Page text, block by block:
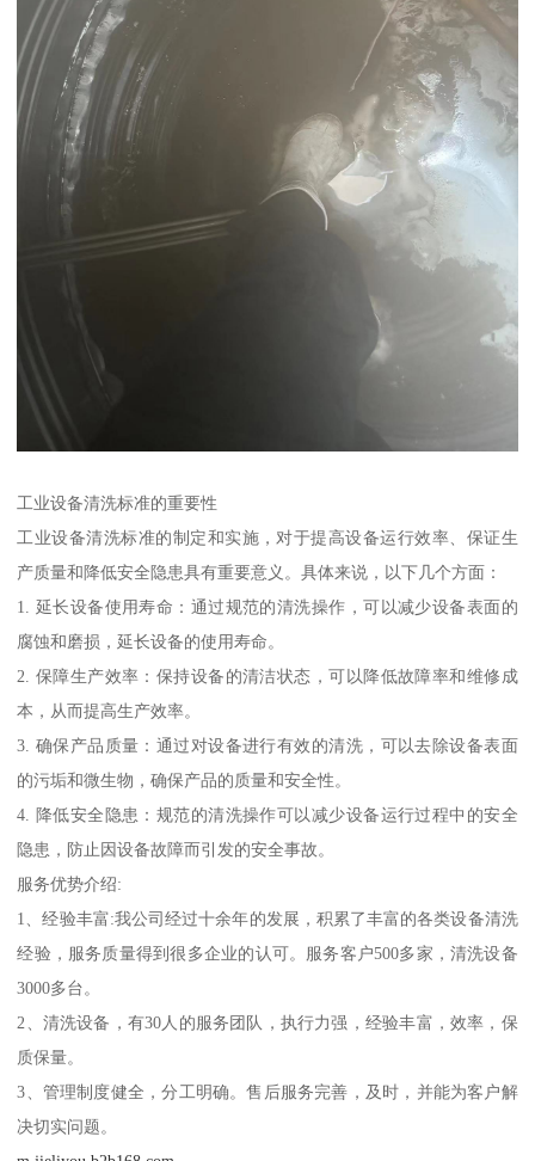
工业设备清洗标准的重要性
工业设备清洗标准的制定和实施，对于提高设备运行效率、保证生
产质量和降低安全隐患具有重要意义。具体来说，以下几个方面：
1. 延长设备使用寿命：通过规范的清洗操作，可以减少设备表面的
腐蚀和磨损，延长设备的使用寿命。
2. 保障生产效率：保持设备的清洁状态，可以降低故障率和维修成
本，从而提高生产效率。
3. 确保产品质量：通过对设备进行有效的清洗，可以去除设备表面
的污垢和微生物，确保产品的质量和安全性。
4. 降低安全隐患：规范的清洗操作可以减少设备运行过程中的安全
隐患，防止因设备故障而引发的安全事故。
服务优势介绍:
1、经验丰富:我公司经过十余年的发展，积累了丰富的各类设备清洗
经验，服务质量得到很多企业的认可。服务客户500多家，清洗设备
3000多台。
2、清洗设备，有30人的服务团队，执行力强，经验丰富，效率，保
质保量。
3、管理制度健全，分工明确。售后服务完善，及时，并能为客户解
决切实问题。